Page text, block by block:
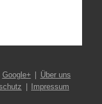
Google+
Über uns
Impressum